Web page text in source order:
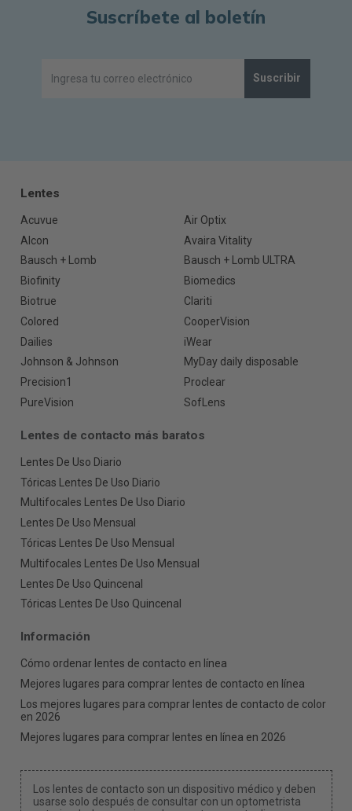
Suscríbete al boletín
Suscribir
Lentes
Acuvue
Air Optix
Alcon
Avaira Vitality
Bausch + Lomb
Bausch + Lomb ULTRA
Biofinity
Biomedics
Biotrue
Clariti
Colored
CooperVision
Dailies
iWear
Johnson & Johnson
MyDay daily disposable
Precision1
Proclear
PureVision
SofLens
Lentes de contacto más baratos
Lentes De Uso Diario
Tóricas Lentes De Uso Diario
Multifocales Lentes De Uso Diario
Lentes De Uso Mensual
Tóricas Lentes De Uso Mensual
Multifocales Lentes De Uso Mensual
Lentes De Uso Quincenal
Tóricas Lentes De Uso Quincenal
Información
Cómo ordenar lentes de contacto en línea
Mejores lugares para comprar lentes de contacto en línea
Los mejores lugares para comprar lentes de contacto de color
en 2026
Mejores lugares para comprar lentes en línea en 2026
Los lentes de contacto son un dispositivo médico y deben
usarse solo después de consultar con un optometrista